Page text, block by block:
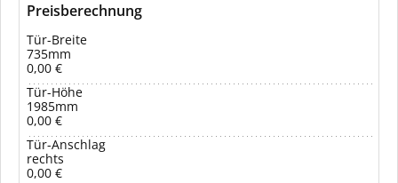
Preisberechnung
Tür-Breite
735mm
0,00 €
Tür-Höhe
1985mm
0,00 €
Tür-Anschlag
rechts
0,00 €